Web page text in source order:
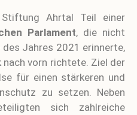
Ahrtal Teil einer
Parlament, die nicht
Jahres 2021 erinnerte,
nach vorn richtete. Ziel der
für einen stärkeren und
zu setzen. Neben
sich zahlreiche